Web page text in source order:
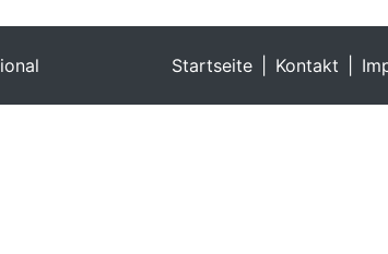
Startseite Kontakt